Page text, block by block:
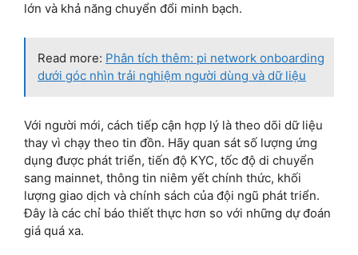
lớn và khả năng chuyển đổi minh bạch.
Read more: Phân tích thêm: pi network onboarding
dưới góc nhìn trải nghiệm người dùng và dữ liệu
Với người mới, cách tiếp cận hợp lý là theo dõi dữ liệu
thay vì chạy theo tin đồn. Hãy quan sát số lượng ứng
dụng được phát triển, tiến độ KYC, tốc độ di chuyển
sang mainnet, thông tin niêm yết chính thức, khối
lượng giao dịch và chính sách của đội ngũ phát triển.
Đây là các chỉ báo thiết thực hơn so với những dự đoán
giá quá xa.